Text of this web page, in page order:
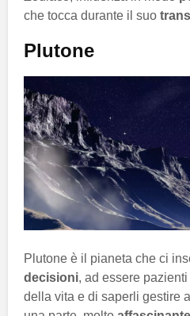
che tocca durante il suo
Plutone
Plutone è il pianeta che ci
decisioni, ad essere
della vita e di saperli gestire